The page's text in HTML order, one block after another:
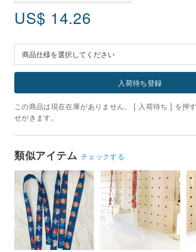
US$ 14.26
入荷待ち登録
この商品は現在在庫がありません。 [ 入荷待ち ] を押
せがきます。
類似アイテム チェックする